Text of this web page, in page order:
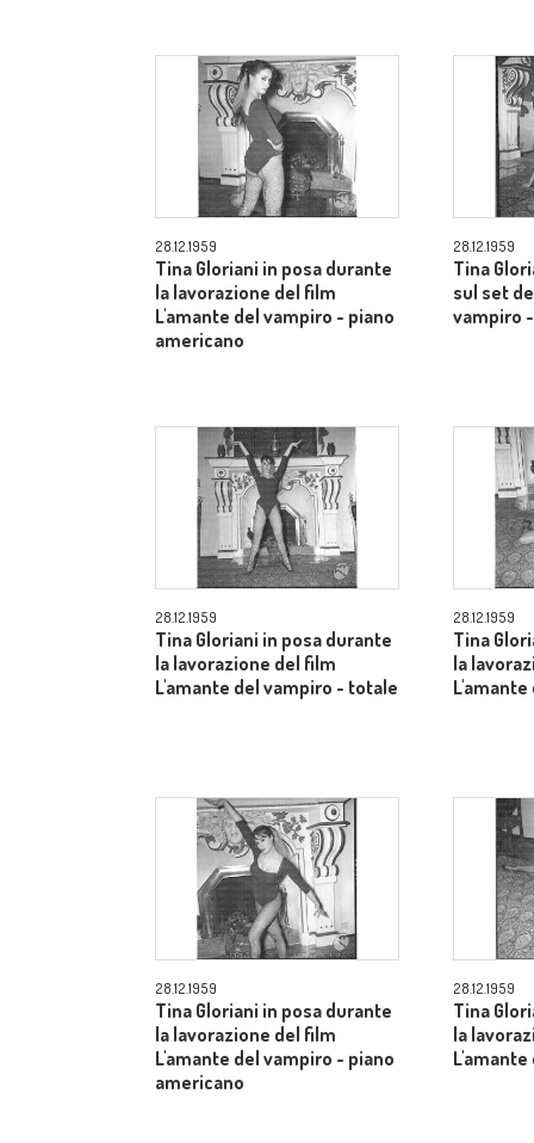
28.12.1959
Tina Gloriani in posa durante
la lavorazione del film
L'amante del vampiro - piano
americano
28.12.1959
Tina
sul set
vampiro
28.12.1959
Tina Gloriani in posa durante
la lavorazione del film
L'amante del vampiro - totale
28.12.1959
Tina
la
28.12.1959
Tina Gloriani in posa durante
la lavorazione del film
L'amante del vampiro - piano
americano
28.12.1959
Tina
la